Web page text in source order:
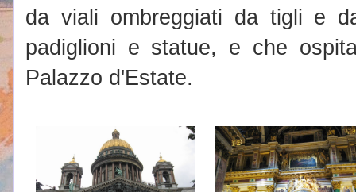
da viali ombreggiati da tigli e
padiglioni e statue, e che
Palazzo d'Estate.